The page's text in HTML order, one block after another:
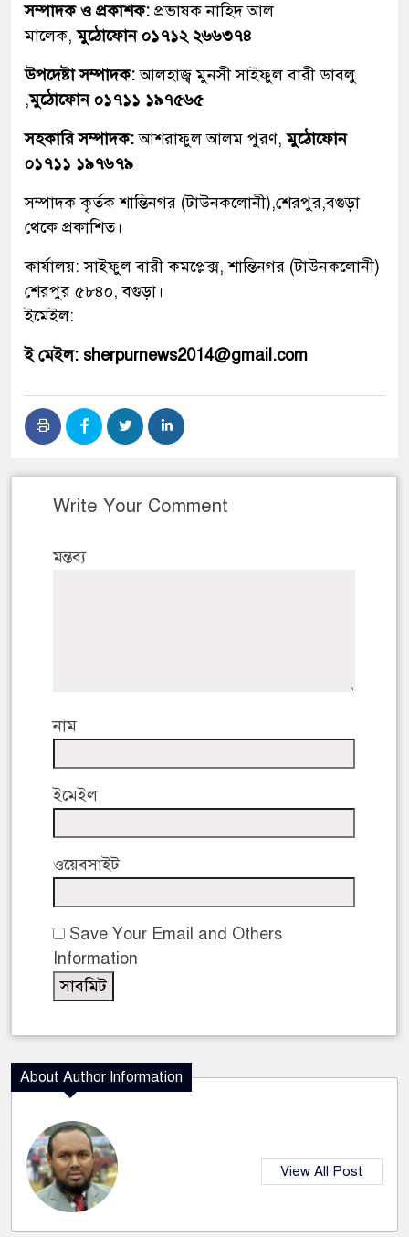
সম্পাদক ও প্রকাশক: প্রভাষক নাহিদ আল
মালেক,মুঠোফোন ০১৭১২ ২৬৬৩৭৪
উপদেষ্টা সম্পাদক:আলহাজ্ব মুনসী সাইফুল বারী ডাবলু
,মুঠোফোন ০১৭১১ ১৯৭৫৬৫
সহকারি সম্পাদক:আশরাফুল আলম পুরণ,মুঠোফোন
০১৭১১ ১৯৭৬৭৯
সম্পাদক কৃর্তক শান্তিনগর (টাউনকলোনী),শেরপুর,বগুড়া
থেকে প্রকাশিত।
কার্যালয়: সাইফুল বারী কমপ্লেক্স, শান্তিনগর (টাউনকলোনী)
শেরপুর ৫৮৪০, বগুড়া।
ইমেইল:
ই মেইল: sherpurnews2014@gmail.com
Write Your Comment
মন্তব্য
নাম
ইমেইল
ওয়েবসাইট
Save Your Email and Others
Information
About Author Information
View All Post